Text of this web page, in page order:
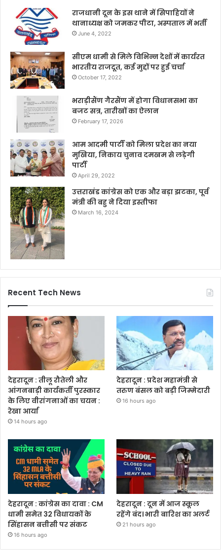
राजधानी दून के इस थाने में सिपाहियों ने
थानाध्यक्ष को जमकर पीटा, अस्पताल में भर्ती
June 4, 2022
सीएम धामी से मिले विभिन्न देशों में कार्यरत
भारतीय राजदूत, कई मुद्दों पर हुई चर्चा
October 17, 2022
भराड़ीसैंण गैरसैंण में होगा विधानसभा का
बजट सत्र, तारीखों का ऐलान
February 17, 2026
आम आदमी पार्टी को मिला प्रदेश का नया
मुखिया, निकाय चुनाव दमखम से लड़ेगी
पार्टी
April 29, 2022
उत्तराखंड कांग्रेस को एक और बड़ा झटका, पूर्व
मंत्री की बहु ने दिया इस्तीफा
March 16, 2024
Recent Tech News
देहरादून : तीलू रौतेली और
आंगनबाड़ी कार्यकर्ती पुरस्कार
के लिए वीरांगनाओं का चयन :
रेखा आर्या
14 hours ago
देहरादून : प्रदेश महामंत्री से
तरुण बंसल को बड़ी जिम्मेदारी
16 hours ago
देहरादून : कांग्रेस का दावा : CM
धामी समेत 32 विधायकों के
सिंहासन बत्तीसी पर संकट
16 hours ago
देहरादून : दून में आज स्कूल
रहेंगे बंद। भारी बारिश का अलर्ट
21 hours ago